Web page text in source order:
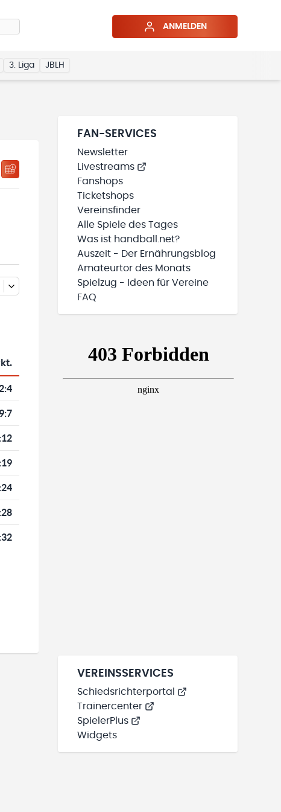
ANMELDEN
3. Liga JBLH
WIRD GELADEN
TEAMS“ HINZUFÜGEN
FAN-SERVICES
Newsletter
Livestreams
Fanshops
Ticketshops
Vereinsfinder
Alle Spiele des Tages
Was ist handball.net?
Auszeit - Der Ernährungsblog
Amateurtor des Monats
Spielzug - Ideen für Vereine
FAQ
VEREINSSERVICES
Schiedsrichterportal
Trainercenter
SpielerPlus
Widgets